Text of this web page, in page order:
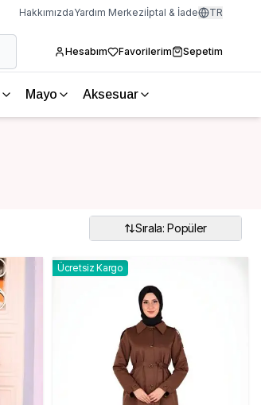
HakkımızdaYardım Merkeziİptal & İade TR
Hesabım Favorilerim Sepetim
Mayo Aksesuar
Sırala: Popüler
Ücretsiz Kargo